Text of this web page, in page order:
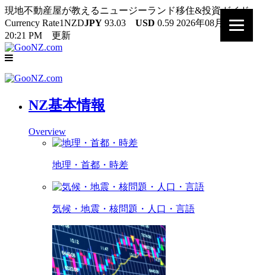
現地不動産屋が教えるニュージーランド移住&投資ガイド
Currency Rate1NZDJPY 93.03 USD 0.59 2026年08月09日
20:21 PM 更新
NZ基本情報
Overview
地理・首都・時差
気候・地震・核問題・人口・言語